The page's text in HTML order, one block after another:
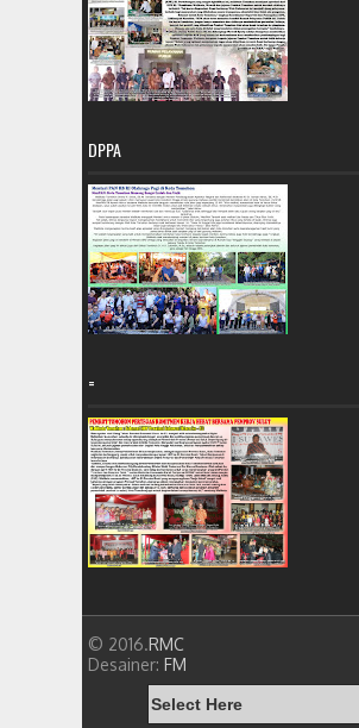
DPPA
=
© 2016.RMC
Desainer: FM